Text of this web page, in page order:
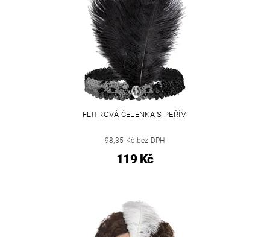
FLITROVÁ ČELENKA S PEŘÍM
98,35 Kč bez DPH
119 Kč